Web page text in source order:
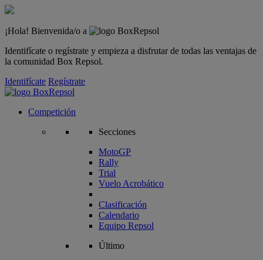
¡Hola! Bienvenida/o a
Identifícate o regístrate y empieza a disfrutar de todas las ventajas de
la comunidad Box Repsol.
Identifícate Regístrate
Competición
Secciones
MotoGP
Rally
Trial
Vuelo Acrobático
Clasificación
Calendario
Equipo Repsol
Último